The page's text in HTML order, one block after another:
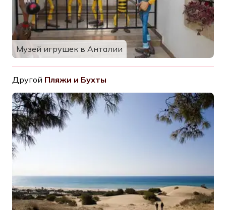
Музей игрушек в Анталии
Другой Пляжи и Бухты